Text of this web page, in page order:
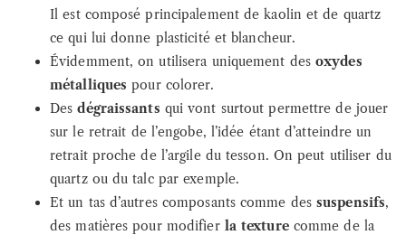
Il est composé principalement de kaolin et de quartz
ce qui lui donne plasticité et blancheur.
Évidemment, on utilisera uniquement des oxydes
métalliques pour colorer.
Desdégraissants qui vont surtout permettre de jouer
sur le retrait de l’engobe, l’idée étant d’atteindre un
retrait proche de l’argile du tesson. On peut utiliser du
quartz ou du talc par exemple.
Et un tas d’autres composants comme des suspensifs,
des matières pour modifierla texturecomme de la